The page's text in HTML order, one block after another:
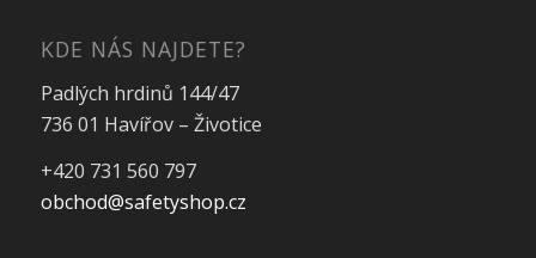
KDE NÁS NAJDETE?
Padlých hrdinů 144/47
736 01 Havířov – Životice
+420 731 560 797
obchod@safetyshop.cz